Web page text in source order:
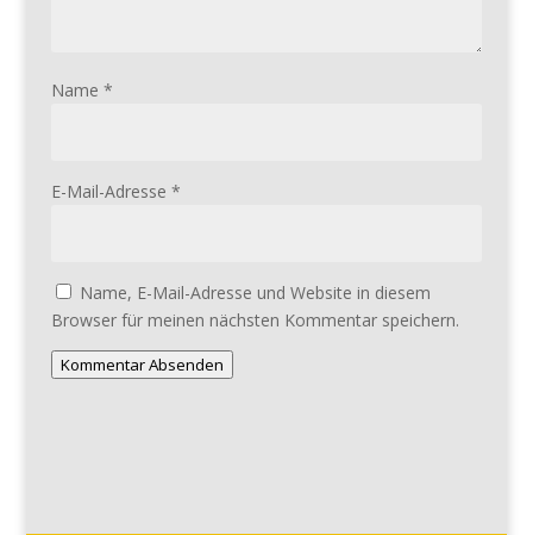
Name *
E-Mail-Adresse *
Name, E-Mail-Adresse und Website in diesem
Browser für meinen nächsten Kommentar speichern.
Kommentar Absenden